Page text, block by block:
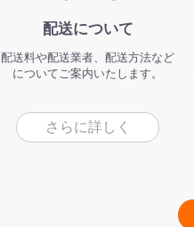
配送について
配送料や配送業者、配送方法など
についてご案内いたします。
さらに詳しく